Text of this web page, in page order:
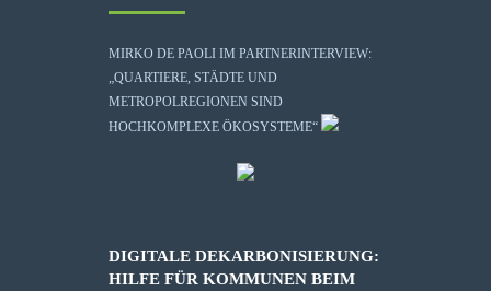
MIRKO DE PAOLI IM PARTNERINTERVIEW:
„QUARTIERE, STÄDTE UND
METROPOLREGIONEN SIND
HOCHKOMPLEXE ÖKOSYSTEME“
DIGITALE DEKARBONISIERUNG:
HILFE FÜR KOMMUNEN BEIM